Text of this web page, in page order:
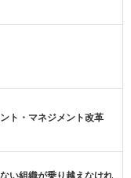
ト・マネジメント改革
い組織が乗り越えなけれ